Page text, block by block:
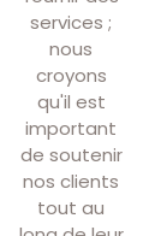
services ;
nous
croyons
qu'il est
important
de soutenir
nos clients
tout au